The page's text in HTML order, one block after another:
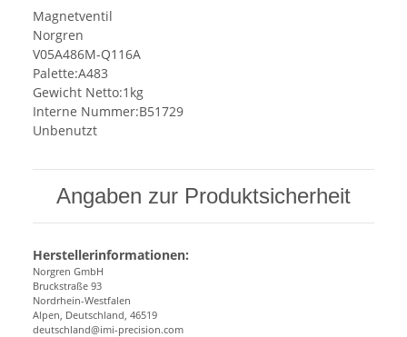
Magnetventil
Norgren
V05A486M-Q116A
Palette:A483
Gewicht Netto:1kg
Interne Nummer:B51729
Unbenutzt
Angaben zur Produktsicherheit
Herstellerinformationen:
Norgren GmbH
Bruckstraße 93
Nordrhein-Westfalen
Alpen, Deutschland, 46519
deutschland@imi-precision.com